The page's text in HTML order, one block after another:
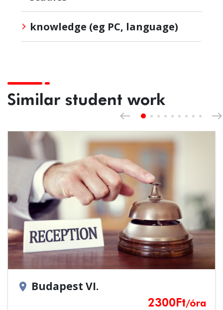
knowledge (eg PC, language)
Similar student work
west Previous east
location_on Budapest VI.
2300 Ft/óra